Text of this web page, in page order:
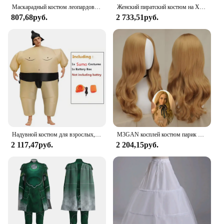
Маскарадный костюм леопардовой расцветки каверама, кроподы, фигурки, примитивная Сексуальная индийская одежда, карнавальные костюмы на Хэллоуин для мужчин, причудливые костюмы для взрослых
807,68руб.
Женский пиратский костюм на Хэллоуин, Женский маскарадный костюм капитана пирата
2 733,51руб.
Надувной костюм для взрослых, борец сумо, надувной костюм, костюм сумо, надувные костюмы на Хэллоуин, надувной костюм
2 117,47руб.
M3GAN косплей костюм парик кукла Меган платье и пальто для детей девочек платья с длинным рукавом Хэллоуин Карнавальный наряд для детей женщин
2 204,15руб.